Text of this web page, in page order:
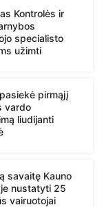
Kontrolės ir
specialisto
užimti
pirmąjį
vardo
liudijanti
savaitę Kauno
nustatyti 25
vairuotojai